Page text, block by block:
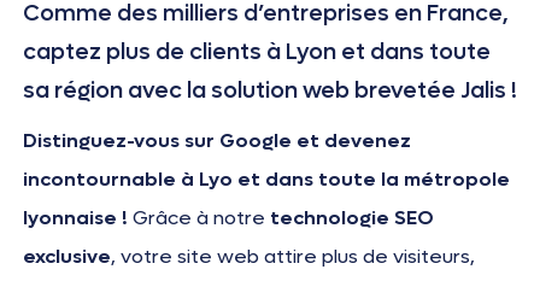
Comme des milliers d’entreprises en France,
captez plus de clients à Lyon et dans toute
sa région avec la solution web brevetée Jalis !
Distinguez-vous sur Google et devenez
incontournable à Lyo et dans toute la métropole
lyonnaise ! Grâce à notre technologie SEO
exclusive, votre site web attire plus de visiteurs,